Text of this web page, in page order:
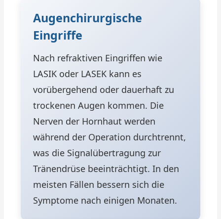
Augenchirurgische
Eingriffe
Nach refraktiven Eingriffen wie
LASIK oder LASEK kann es
vorübergehend oder dauerhaft zu
trockenen Augen kommen. Die
Nerven der Hornhaut werden
während der Operation durchtrennt,
was die Signalübertragung zur
Tränendrüse beeinträchtigt. In den
meisten Fällen bessern sich die
Symptome nach einigen Monaten.